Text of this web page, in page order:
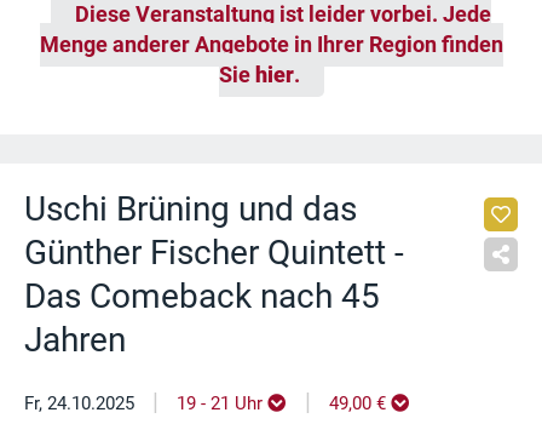
Diese Veranstaltung ist leider vorbei. Jede
Menge anderer Angebote in Ihrer Region finden
Sie hier.
Uschi Brüning und das
Günther Fischer Quintett -
Das Comeback nach 45
Jahren
Fr, 24.10.2025 | 19 - 21 Uhr | 49,00 €